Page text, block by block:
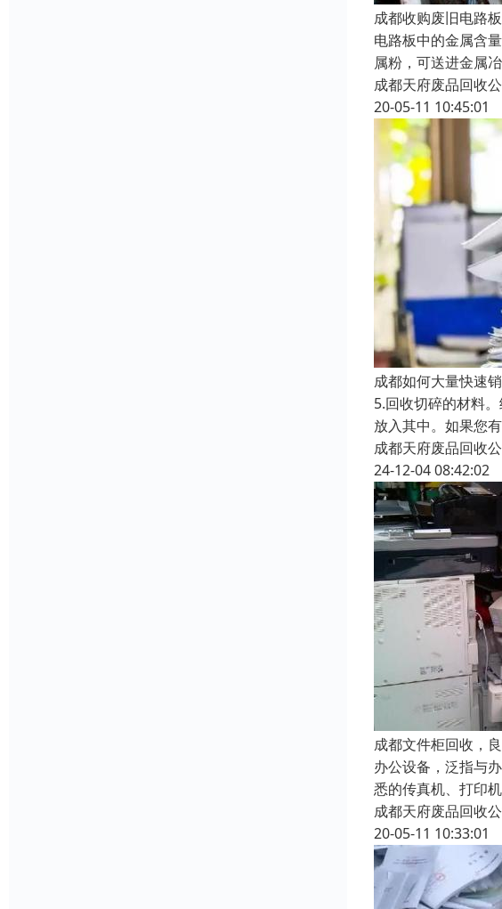
成都收购废旧电路
电路板中的金属含
属粉，可送进金属
成都天府废品回收
20-05-11 10:45:01
成都如何大量快速
5.回收切碎的材料
放入其中。如果您
成都天府废品回收
24-12-04 08:42:02
成都文件柜回收，
办公设备，泛指与
悉的传真机、打印
成都天府废品回收
20-05-11 10:33:01